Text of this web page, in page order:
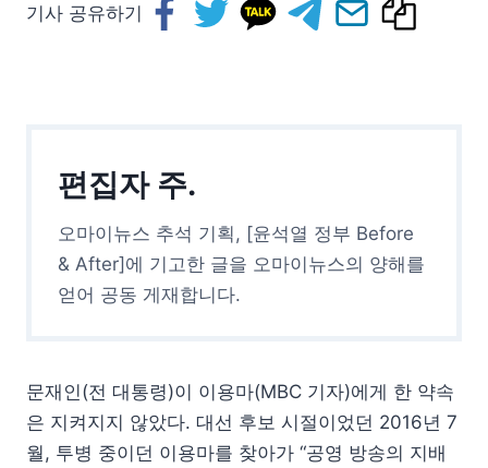
기사 공유하기
편집자 주.
오마이뉴스 추석 기획, [윤석열 정부 Before
& After]에 기고한 글을 오마이뉴스의 양해를
얻어 공동 게재합니다.
문재인(전 대통령)이 이용마(MBC 기자)에게 한 약속
은 지켜지지 않았다. 대선 후보 시절이었던 2016년 7
월, 투병 중이던 이용마를 찾아가 “공영 방송의 지배